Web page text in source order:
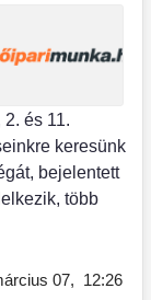
és 11.
keresünk
bejelentett
több
07, 12:26